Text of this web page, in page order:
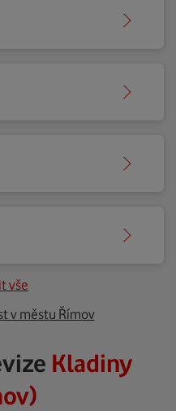
vše
v městu Římov
Kladiny